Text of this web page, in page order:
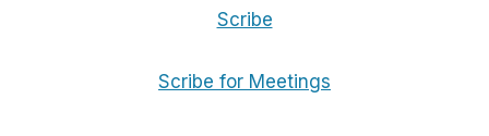
Scribe
Scribe for Meetings